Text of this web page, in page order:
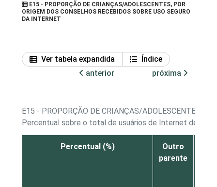
E15 - PROPORÇÃO DE CRIANÇAS/ADOLESCENTES, POR
ORIGEM DOS CONSELHOS RECEBIDOS SOBRE USO SEGURO
DA INTERNET
Ver tabela expandida
Índice
anterior
próxima
E15 - PROPORÇÃO DE CRIANÇAS/ADOLESCENTES,
Percentual sobre o total de usuários de Internet de 9 a
Percentual (%)
Outro
parente